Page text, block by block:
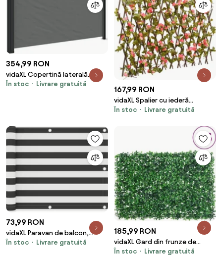
354,99 RON
vidaXL Copertină laterală
retractabilă antracit 117x300
În stoc Livrare gratuită
167,99 RON
vidaXL Spalier cu iederă
artificială extensibil, roz închis,
În stoc Livrare gratuită
73,99 RON
vidaXL Paravan de balcon,
antracit și alb, 75x400 cm,
În stoc Livrare gratuită
185,99 RON
vidaXL Gard din frunze de
arbust artificiale, 6 buc., verde,
În stoc Livrare gratuită